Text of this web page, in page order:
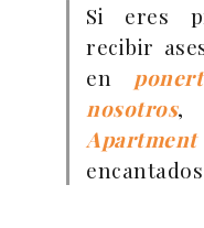
Si eres
recibir
en
nosotros,